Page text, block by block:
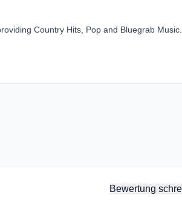
Country Hits, Pop and Bluegrab Music.
Bewertung